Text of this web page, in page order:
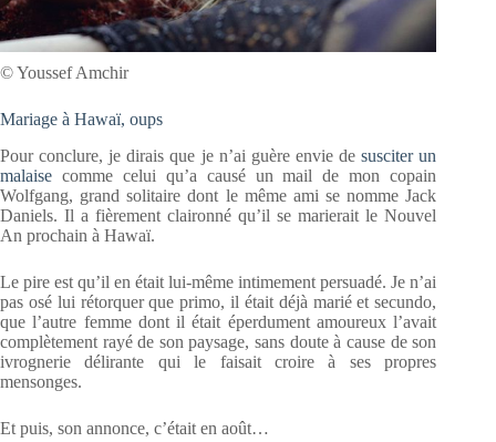
© Youssef Amchir
Mariage à Hawaï, oups
Pour conclure, je dirais que je n’ai guère envie desusciter un
malaise comme celui qu’a causé un mail de mon copain
Wolfgang, grand solitaire dont le même ami se nomme Jack
Daniels. Il a fièrement claironné qu’il se marierait le Nouvel
An prochain à Hawaï.
Le pire est qu’il en était lui-même intimement persuadé. Je n’ai
pas osé lui rétorquer que primo, il était déjà marié et secundo,
que l’autre femme dont il était éperdument amoureux l’avait
complètement rayé de son paysage, sans doute à cause de son
ivrognerie délirante qui le faisait croire à ses propres
mensonges.
Et puis, son annonce, c’était en août…